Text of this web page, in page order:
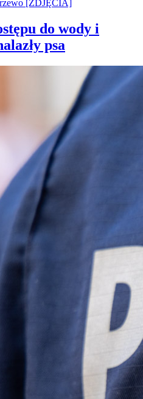
do wody i
psa